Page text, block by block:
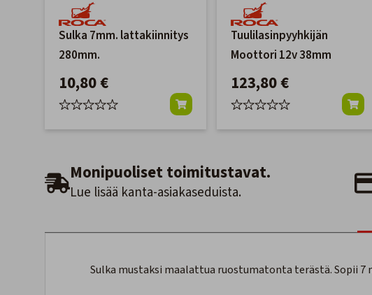
Sulka 7mm. lattakiinnitys
280mm.
10,80 €
Tuulilasinpyyhkijän
Moottori 12v 38mm
123,80 €
Monipuoliset toimitustavat.
Lue lisää kanta-asiakaseduista.
Sulka mustaksi maalattua ruostumatonta terästä. Sopii